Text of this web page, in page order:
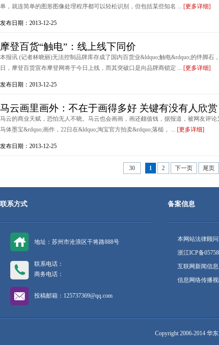
单，就连简单的图形图像处理程序都可以轻松识别，但包括某些知名 ... [更多详细]
发布日期：2013-12-25
摩登百货“触电”：线上线下同价
本报讯 (记者林晓丽)无法控制品牌库存成了国内百货业&ldquo;触电&rdquo;的绊脚石
日，摩登百货宣布摩登网将于今日上线，而其突破口是向品牌商锁定 ... [更多详细]
发布日期：2013-12-25
马云画里画外：不在于画得多好 关键有没有人欣赏
马云的商业天赋，恐怕无人不晓。马云也会画画，画还颇值钱，据报道，被网友评论
马体墨宝&rdquo;画作，22日在&ldquo;淘宝官方拍卖&rdquo;落槌， ... [更多详细]
发布日期：2013-12-25
30 1 2 下一页 尾页
联系方式
地址：苏州市沧浪区干将路888号
联系电话：
商务电话：
投稿邮箱：125737369@qq.com
备案信息
本网站法律顾
浙江ICP备
互联网新闻信
信息网络传播
Copyright 2006-2014 华